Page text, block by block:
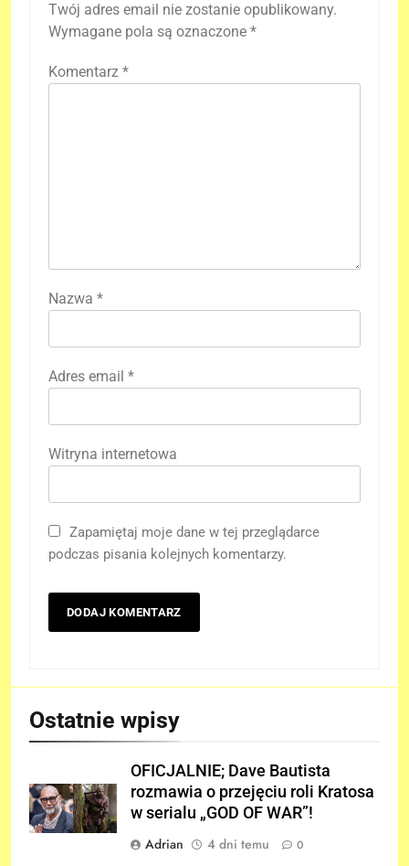
Twój adres email nie zostanie opublikowany.
Wymagane pola są oznaczone *
Komentarz *
Nazwa *
Adres email *
Witryna internetowa
Zapamiętaj moje dane w tej przeglądarce
podczas pisania kolejnych komentarzy.
Ostatnie wpisy
OFICJALNIE; Dave Bautista
rozmawia o przejęciu roli Kratosa
w serialu „GOD OF WAR”!
Adrian
4 dni temu 0